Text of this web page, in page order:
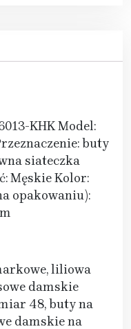
KHK Model:
buty
siateczka
Męskie Kolor:
opakowaniu):
liliowa
damskie
48, buty na
damskie na